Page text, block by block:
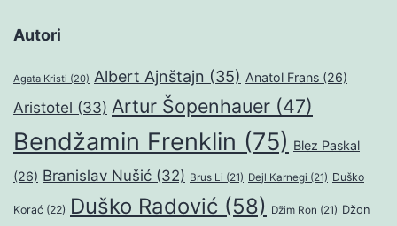
Autori
Agata Kristi (20) Albert Ajnštajn (35) Anatol Frans (26)
Aristotel (33) Artur Šopenhauer (47)
Bendžamin Frenklin (75) Blez Paskal
(26) Branislav Nušić (32) Brus Li (21) Dejl Karnegi (21) Duško
Korać (22) Duško Radović (58) Džim Ron (21) Džon